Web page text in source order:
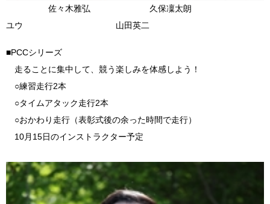
佐々木雅弘 久保凜太朗
ユウ 山田英二
■PCCシリーズ
走ることに集中して、競う楽しみを体感しよう！
○練習走行2本
○タイムアタック走行2本
○おかわり走行（表彰式後の余った時間で走行）
10月15日のインストラクター予定